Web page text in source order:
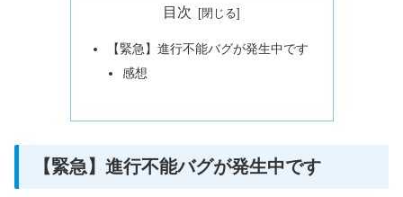
目次
【緊急】進行不能バグが発生中です
感想
【緊急】進行不能バグが発生中です